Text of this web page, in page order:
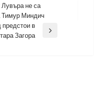
Лувъра не са
Тимур Миндич
предстои в
Загора